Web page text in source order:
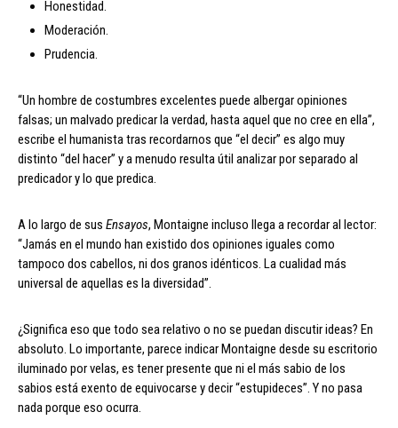
Honestidad.
Moderación.
Prudencia.
“Un hombre de costumbres excelentes puede albergar opiniones
falsas; un malvado predicar la verdad, hasta aquel que no cree en ella”,
escribe el humanista tras recordarnos que “el decir” es algo muy
distinto “del hacer” y a menudo resulta útil analizar por separado al
predicador y lo que predica.
A lo largo de sus Ensayos, Montaigne incluso llega a recordar al lector:
“Jamás en el mundo han existido dos opiniones iguales como
tampoco dos cabellos, ni dos granos idénticos. La cualidad más
universal de aquellas es la diversidad”.
¿Significa eso que todo sea relativo o no se puedan discutir ideas? En
absoluto. Lo importante, parece indicar Montaigne desde su escritorio
iluminado por velas, es tener presente que ni el más sabio de los
sabios está exento de equivocarse y decir “estupideces”. Y no pasa
nada porque eso ocurra.